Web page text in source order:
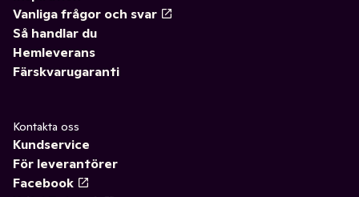
Vanliga frågor och svar
Så handlar du
Hemleverans
Färskvarugaranti
Kontakta oss
Kundservice
För leverantörer
Facebook